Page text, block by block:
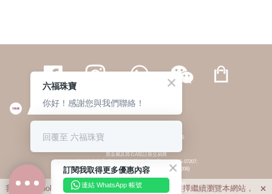
繁體 | 簡体
© 六福集團 版權所有 不得轉載 私隱政策
貴金屬及寶石A類註冊交易商
(六福企業禮品(國際)有限公司-註冊號碼:A-B-24-05-07207;
六福電子商貿有限公司-註冊號碼:A-B-24-05-07206)
貴金屬及寶石B類註冊交易商
(六福集團有限公司-註冊號碼:B-B-24-05-07258;
六福珠寶金行(香港)有限公司-註冊號碼:B-B-24-05-07259)
我們利用cookies為您提供最佳的瀏覽體驗。若您選擇繼續瀏覽本網站， 
訂閱我取得更多優惠內容
連結 WhatsApp 帳號
六福珠寶
你好！感謝您與我們聯絡！
回覆至 六福珠寶